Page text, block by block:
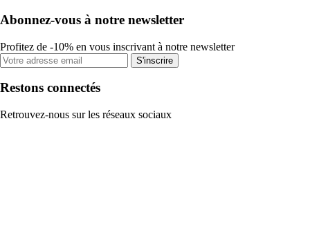
Abonnez-vous à notre newsletter
Profitez de -10% en vous inscrivant à notre newsletter
S'inscrire
Restons connectés
Retrouvez-nous sur les réseaux sociaux